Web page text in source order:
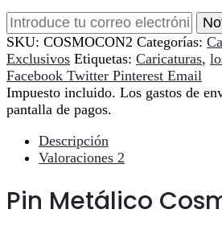
SKU: COSMOCON2 Categorías:
Exclusivos Etiquetas: Caricaturas,
Compartir
Facebook Twitter Pinterest Email
Impuesto incluido. Los gastos de
pantalla de pagos.
Descripción
Valoraciones 2
Pin Metálico